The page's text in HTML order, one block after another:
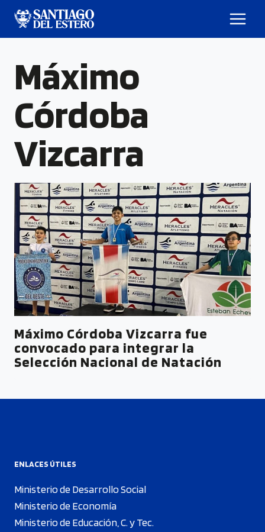
Máximo
Córdoba
Vizcarra
Máximo Córdoba Vizcarra fue
convocado para integrar la
Selección Nacional de Natación
ENLACES ÚTILES
Ministerio de Desarrollo Social
Ministerio de Economía
Ministerio de Educación, C. y Tec.